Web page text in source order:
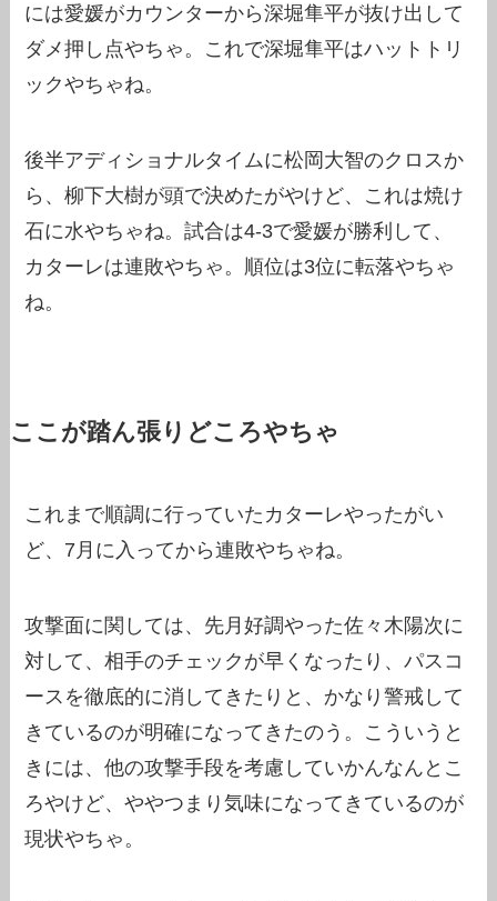
には愛媛がカウンターから深堀隼平が抜け出して
ダメ押し点やちゃ。これで深堀隼平はハットトリ
ックやちゃね。
後半アディショナルタイムに松岡大智のクロスか
ら、柳下大樹が頭で決めたがやけど、これは焼け
石に水やちゃね。試合は4-3で愛媛が勝利して、
カターレは連敗やちゃ。順位は3位に転落やちゃ
ね。
ここが踏ん張りどころやちゃ
これまで順調に行っていたカターレやったがい
ど、7月に入ってから連敗やちゃね。
攻撃面に関しては、先月好調やった佐々木陽次に
対して、相手のチェックが早くなったり、パスコ
ースを徹底的に消してきたりと、かなり警戒して
きているのが明確になってきたのう。こういうと
きには、他の攻撃手段を考慮していかんなんとこ
ろやけど、ややつまり気味になってきているのが
現状やちゃ。